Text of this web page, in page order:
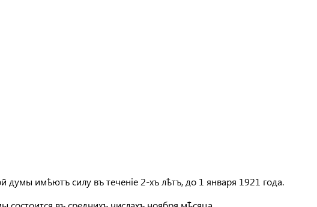
думы имѣютъ силу въ теченіе 2-хъ лѣтъ, до 1 января 1921 года.